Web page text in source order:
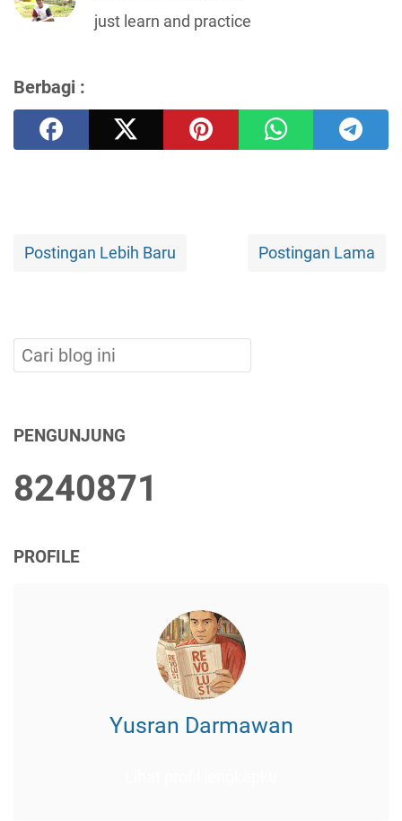
just learn and practice
Berbagi :
Postingan Lebih Baru Postingan Lama
PENGUNJUNG
8240871
PROFILE
Yusran Darmawan